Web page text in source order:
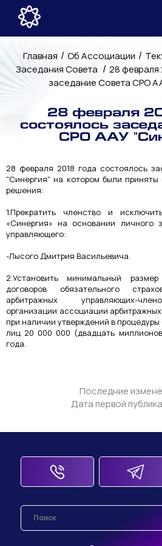
Главная / Об Ассоциации /
Заседания Совета / 28 февраля
заседание Совета СРО
28 февраля
состоялось
СРО ААУ
28 февраля 2018 года состоялось
"Синергия" на котором были
решения:
1.Прекратить членство и
«Синергия» на основании личного
управляющего:
-Лысого Дмитрия Васильевича.
2.Установить минимальный
договоров обязательного
арбитражных управляющих-
организации ассоциации
при наличии утверждений в
лиц 20 000 000 (двадцать
года.
Последние
Дата первой